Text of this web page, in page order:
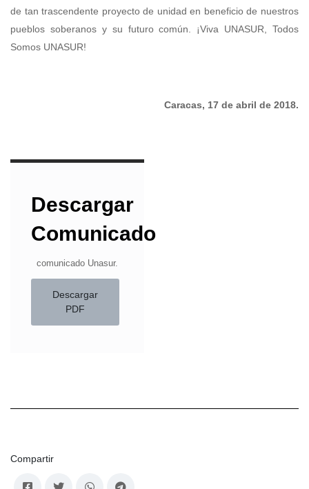
de tan trascendente proyecto de unidad en beneficio de nuestros
pueblos soberanos y su futuro común. ¡Viva UNASUR, Todos
Somos UNASUR!
Caracas, 17 de abril de 2018.
Descargar
Comunicado
comunicado Unasur.
Descargar
PDF
Compartir